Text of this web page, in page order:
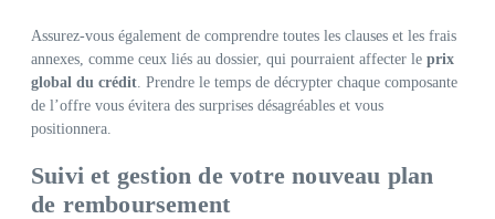
Assurez-vous également de comprendre toutes les clauses et les frais
annexes, comme ceux liés au dossier, qui pourraient affecter le prix
global du crédit. Prendre le temps de décrypter chaque composante
de l’offre vous évitera des surprises désagréables et vous
positionnera.
Suivi et gestion de votre nouveau plan
de remboursement